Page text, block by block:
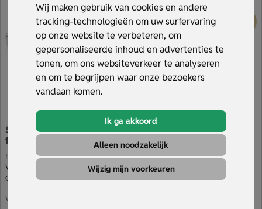
Wij maken gebruik van cookies en andere
tracking-technologieën om uw surfervaring
op onze website te verbeteren, om
gepersonaliseerde inhoud en advertenties te
tonen, om ons websiteverkeer te analyseren
en om te begrijpen waar onze bezoekers
vandaan komen.
Ik ga akkoord
Alleen noodzakelijk
Wijzig mijn voorkeuren
juiste adres. Bekijk ons assortiment.
Sleutelhanger met
flesopener
Handig voor aan de sleutelbos
Verkrijgbaar in vele kleuren
Gravure op de bovenkant
v.a.
Bierbaum Flesopener
Natuurlijk
Bieropeners met houten handvat
In natuurlijke kleur van het hout
Handvat bedrukt of gegraveerd